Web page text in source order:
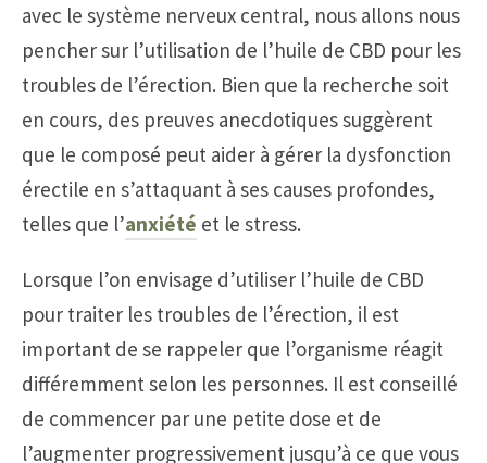
avec le système nerveux central, nous allons nous
pencher sur l’utilisation de l’huile de CBD pour les
troubles de l’érection. Bien que la recherche soit
en cours, des preuves anecdotiques suggèrent
que le composé peut aider à gérer la dysfonction
érectile en s’attaquant à ses causes profondes,
telles que l’anxiété et le stress.
Lorsque l’on envisage d’utiliser l’huile de CBD
pour traiter les troubles de l’érection, il est
important de se rappeler que l’organisme réagit
différemment selon les personnes. Il est conseillé
de commencer par une petite dose et de
l’augmenter progressivement jusqu’à ce que vous